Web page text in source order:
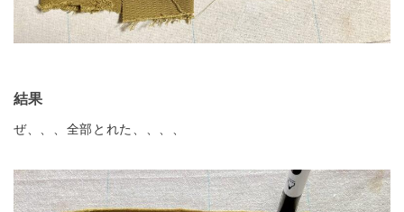
結果
ぜ、、、全部とれた、、、、